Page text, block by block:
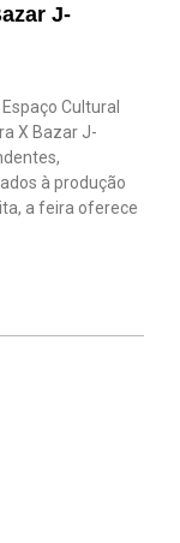
J-
Cultural
X Bazar J-
à produção
a feira oferece